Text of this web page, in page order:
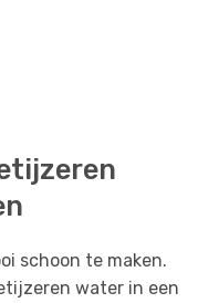
schoon te maken.
water in een